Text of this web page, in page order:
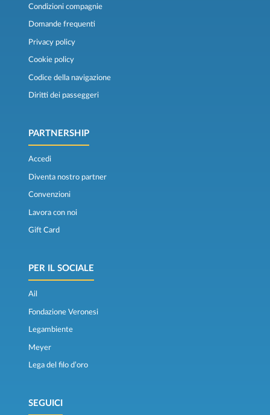
Condizioni compagnie
Domande frequenti
Privacy policy
Cookie policy
Codice della navigazione
Diritti dei passeggeri
PARTNERSHIP
Accedi
Diventa nostro partner
Convenzioni
Lavora con noi
Gift Card
PER IL SOCIALE
Ail
Fondazione Veronesi
Legambiente
Meyer
Lega del filo d’oro
SEGUICI